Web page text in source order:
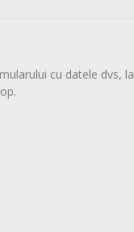
cu datele dvs, la